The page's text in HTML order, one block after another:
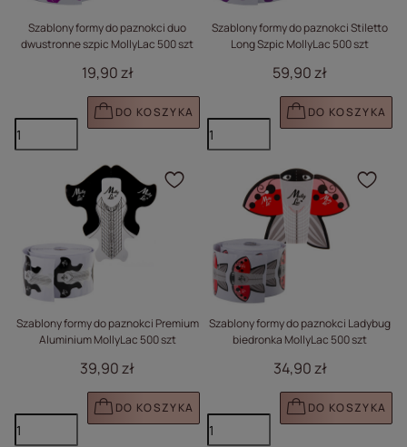
Szablony formy do paznokci duo
dwustronne szpic MollyLac 500 szt
19,90 zł
DO KOSZYKA
Szablony formy do paznokci Stiletto
Long Szpic MollyLac 500 szt
59,90 zł
DO KOSZYKA
Szablony formy do paznokci Premium
Aluminium MollyLac 500 szt
39,90 zł
DO KOSZYKA
Kliknij, aby dodać
Szablony formy do paznokci Ladybug
biedronka MollyLac 500 szt
34,90 zł
DO KOSZYKA